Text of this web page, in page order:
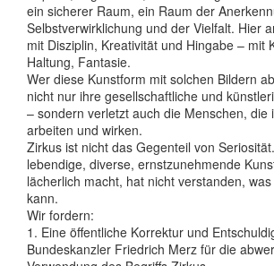
ein sicherer Raum, ein Raum der
Selbstverwirklichung und der Vielfalt. Hier
mit Disziplin, Kreativität und Hingabe – mit
Haltung, Fantasie.
Wer diese Kunstform mit solchen Bildern
nicht nur ihre gesellschaftliche und
– sondern verletzt auch die Menschen, die
arbeiten und wirken.
Zirkus ist nicht das Gegenteil von
lebendige, diverse, ernstzunehmende
lächerlich macht, hat nicht verstanden,
kann.
Wir fordern:
1. Eine öffentliche Korrektur und
Bundeskanzler Friedrich Merz für die